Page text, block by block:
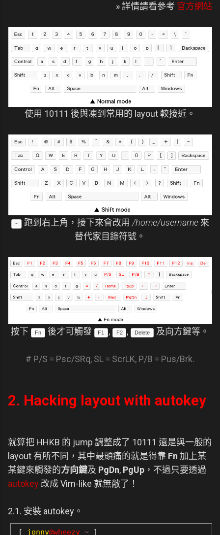
» 詳情請看參考 官方網站
使用 10111 後與凍到常用的 layout 較接近。
~ 跑到右上角，接下來會改用/home/username 來
替代家目錄符號。
按下 Fn 後才可觸發 F1 , F2 , Delete 及向方鍵等。
# P/S = Psc/SRq, SL = ScrLK, P/B = Pus/Brk.
2. Hacking layout with autokey
就算把 HHKB 的 jump 調整成了 10111 還是與一般的
layout 有所不同，其中最頭痛的就是得靠 Fn 加上某
某鍵來觸發的方向鍵及 PgDn, PgUp ，不過只要透過
autokey 改成 Vim-like 就無敵了！
2.1. 安裝 autokey。
[ jonny@wheezy ~ ]